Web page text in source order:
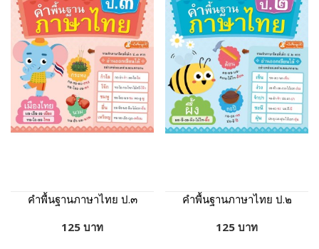
คำพื้นฐานภาษาไทย ป.๓
125 บาท
คำพื้นฐานภาษาไทย ป.๒
125 บาท